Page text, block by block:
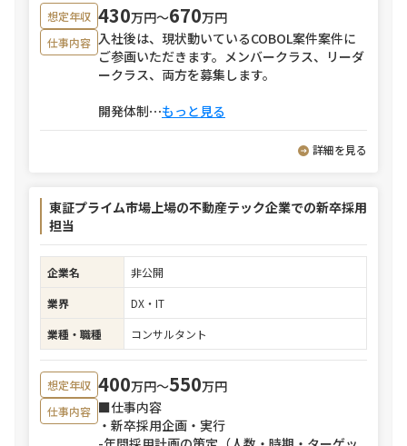
想定年収 430万円〜670万円
仕事内容 入社後は、現状動いているCOBOL案件案件に
ご参画いただきます。メンバークラス、リーダ
ークラス、両方を募集します。
開発体制⋯もっと見る
詳細を見る
東証プライム市場上場の不動産テック企業での新卒採用
担当
企業名
非公開
業界
DX・IT
業種・職種
コンサルタント
想定年収 400万円〜550万円
仕事内容 ■仕事内容
・新卒採用企画・実行